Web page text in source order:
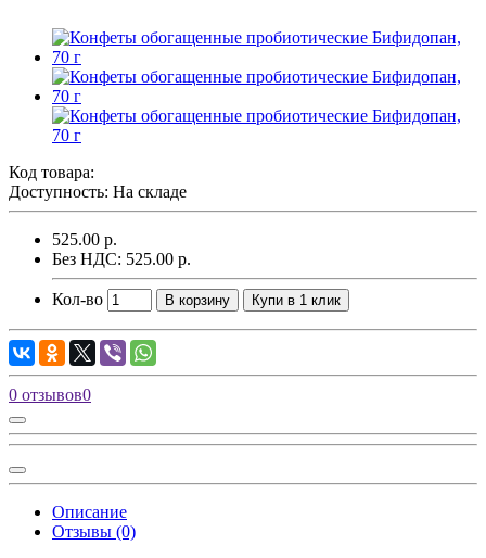
Код товара:
Доступность: На складе
525.00 р.
Без НДС: 525.00 р.
Кол-во В корзину Купи в 1 клик
0 отзывов0
Описание
Отзывы (0)